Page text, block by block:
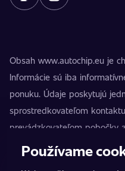
Obsah www.autochip.eu je
Informácie sú iba
ponuku. Údaje poskytujú
sprostredkovateľom
prevádzkovateľom pobočky
AutoChip® je registrovaná
Používame